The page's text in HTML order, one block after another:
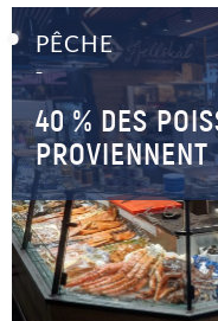
PÊCHE
–
40 % DES